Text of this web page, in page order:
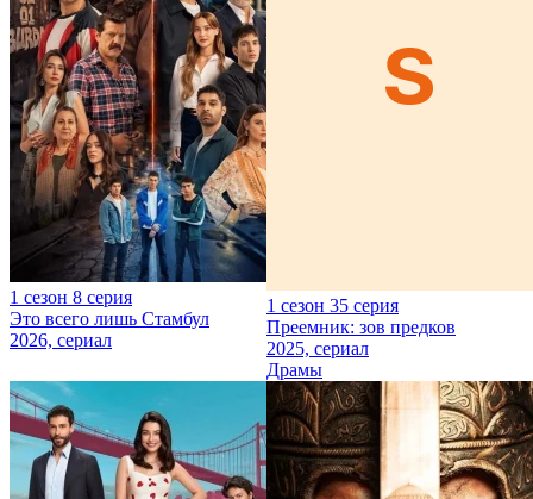
1 сезон 8 серия
Это всего лишь Стамбул
2026, сериал
1 сезон 35 серия
Преемник: зов предков
2025, сериал
Драмы